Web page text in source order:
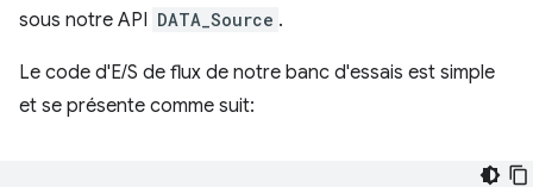
sous notre API DATA_Source .
Le code d'E/S de flux de notre banc d'essais est simple
et se présente comme suit: